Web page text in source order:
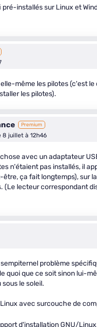
pré-installés sur Linux et
même les pilotes (c'est
les pilotes).
Premium
8 juillet à 12h46
avec un adaptateur
n'étaient pas installés, il
être, ça fait longtemps), sur
(Le lecteur correspondant
problème
quoi que ce soit sinon lui-
le soleil.
avec surcouche de
d'installation GNU/